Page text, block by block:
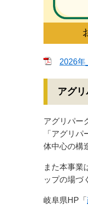
2026年
アグ
アグリパー
「アグリ
体中心の構
また本事業
ップの場づ
岐阜県HP「